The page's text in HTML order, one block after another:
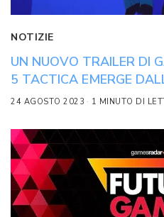
NOTIZIE
UN NUOVO TRAILER DI
5 TACTICA EMERGE
24 AGOSTO 2023 1 MINUTO DI